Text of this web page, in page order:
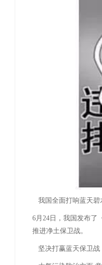
我国全面打响蓝天
6月24日，我国发布了
推进净土保卫战。
坚决打赢蓝天保卫战